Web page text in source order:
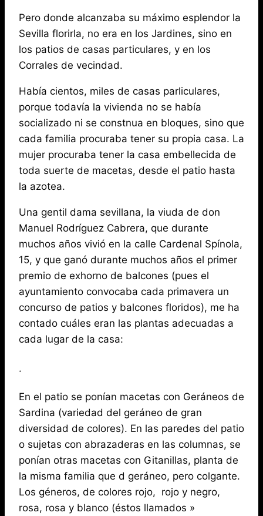
Pero donde alcanzaba su máximo esplendor la
Sevilla florirla, no era en los Jardines, sino en
los patios de casas particulares, y en los
Corrales de vecindad.
Había cientos, miles de casas parliculares,
porque todavía la vivienda no se había
socializado ni se constnua en bloques, sino que
cada familia procuraba tener su propia casa. La
mujer procuraba tener la casa embellecida de
toda suerte de macetas, desde el patio hasta
la azotea.
Una gentil dama sevillana, la viuda de don
Manuel Rodríguez Cabrera, que durante
muchos años vivió en la calle Cardenal Spínola,
15, y que ganó durante muchos años el primer
premio de exhorno de balcones (pues el
ayuntamiento convocaba cada primavera un
concurso de patios y balcones floridos), me ha
contado cuáles eran las plantas adecuadas a
cada lugar de la casa:
·
En el patio se ponían macetas con Geráneos de
Sardina (variedad del geráneo de gran
diversidad de colores). En las paredes del patio
o sujetas con abrazaderas en las columnas, se
ponían otras macetas con Gitanillas, planta de
la misma familia que d geráneo, pero colgante.
Los géneros, de colores rojo, rojo y negro,
rosa, rosa y blanco (éstos llamados »